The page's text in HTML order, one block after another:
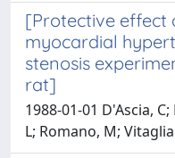
[Protective effect
myocardial
stenosis
rat]
1988-01-01 D'Ascia,
L; Romano, M;